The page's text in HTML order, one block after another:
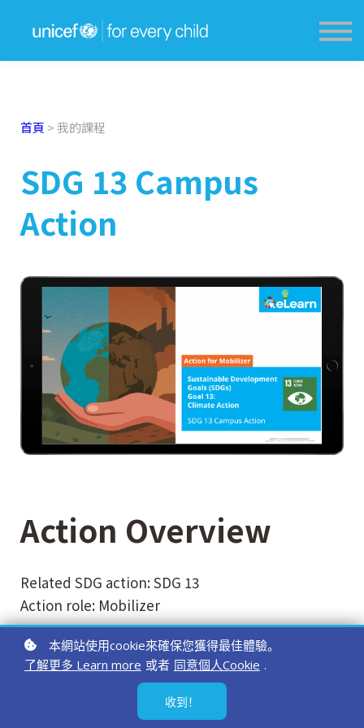
獎勵計劃 Award Scheme
學生分享 Sharing
首頁 >我的課程
SDG 13 Campus
Action
Action Overview
Related SDG action: SDG 13
Action role: Mobilizer
Details：
Students can form a team of 2-5 members to
complete this action together.
During this SDG Campus Action, students will
本網站使用cookie來確保您獲得最佳體驗。
了解更多 Learn more 或者 同意個人Cookie .
收到！